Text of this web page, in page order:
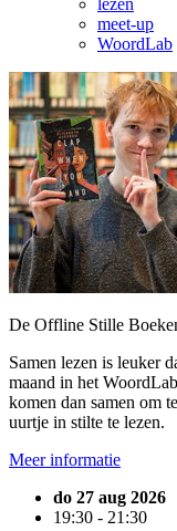
lezen
meet-up
WoordLab
De Offline Stille
Samen lezen is leuker
maand in het
komen dan samen om
uurtje in stilte te lezen.
Meer informatie
do 27 aug 2026
19:30 - 21:30